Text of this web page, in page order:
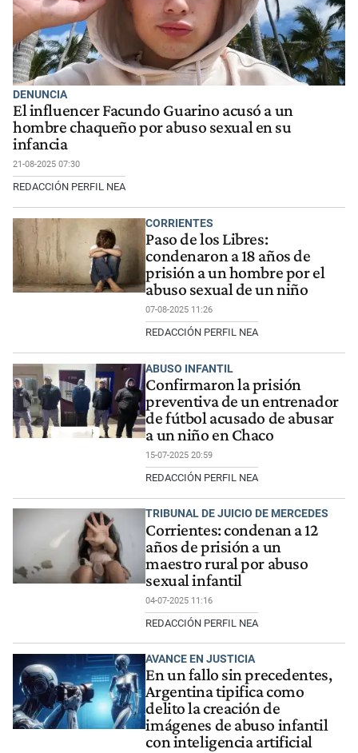
DENUNCIA
El influencer Facundo Guarino acusó a un
hombre chaqueño por abuso sexual en su
infancia
21-08-2025 07:30
REDACCIÓN PERFIL NEA
CORRIENTES
Paso de los Libres:
condenaron a 18 años de
prisión a un hombre por el
abuso sexual de un niño
07-08-2025 11:26
REDACCIÓN PERFIL NEA
ABUSO INFANTIL
Confirmaron la prisión
preventiva de un entrenador
de fútbol acusado de abusar
a un niño en Chaco
15-07-2025 20:59
REDACCIÓN PERFIL NEA
TRIBUNAL DE JUICIO DE MERCEDES
Corrientes: condenan a 12
años de prisión a un
maestro rural por abuso
sexual infantil
04-07-2025 11:16
REDACCIÓN PERFIL NEA
AVANCE EN JUSTICIA
En un fallo sin precedentes,
Argentina tipifica como
delito la creación de
imágenes de abuso infantil
con inteligencia artificial